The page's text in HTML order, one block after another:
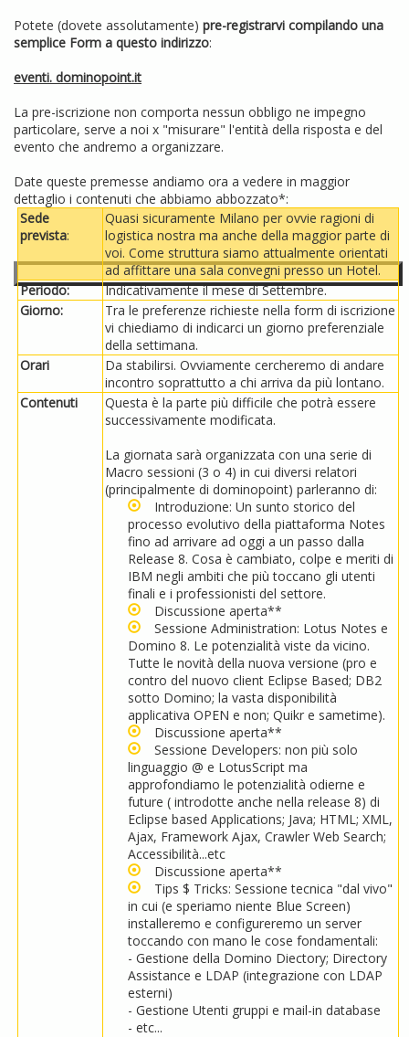
Potete (dovete assolutamente) pre-registrarvi compilando una
semplice Form a questo indirizzo:
eventi. dominopoint.it
La pre-iscrizione non comporta nessun obbligo ne impegno
particolare, serve a noi x "misurare" l'entità della risposta e del
evento che andremo a organizzare.
Date queste premesse andiamo ora a vedere in maggior
dettaglio i contenuti che abbiamo abbozzato*:
Sede
prevista:
Quasi sicuramente Milano per ovvie ragioni di
logistica nostra ma anche della maggior parte di
voi. Come struttura siamo attualmente orientati
ad affittare una sala convegni presso un Hotel.
Periodo:
Indicativamente il mese di Settembre.
Giorno:
Tra le preferenze richieste nella form di iscrizione
vi chiediamo di indicarci un giorno preferenziale
della settimana.
Orari
Da stabilirsi. Ovviamente cercheremo di andare
incontro soprattutto a chi arriva da più lontano.
Contenuti
Questa è la parte più difficile che potrà essere
successivamente modificata.
La giornata sarà organizzata con una serie di
Macro sessioni (3 o 4) in cui diversi relatori
(principalmente di dominopoint) parleranno di:
Introduzione: Un sunto storico del
processo evolutivo della piattaforma Notes
fino ad arrivare ad oggi a un passo dalla
Release 8. Cosa è cambiato, colpe e meriti di
IBM negli ambiti che più toccano gli utenti
finali e i professionisti del settore.
Discussione aperta**
Sessione Administration: Lotus Notes e
Domino 8. Le potenzialità viste da vicino.
Tutte le novità della nuova versione (pro e
contro del nuovo client Eclipse Based; DB2
sotto Domino; la vasta disponibilità
applicativa OPEN e non; Quikr e sametime).
Discussione aperta**
Sessione Developers: non più solo
linguaggio @ e LotusScript ma
approfondiamo le potenzialità odierne e
future ( introdotte anche nella release 8) di
Eclipse based Applications; Java; HTML; XML,
Ajax, Framework Ajax, Crawler Web Search;
Accessibilità...etc
Discussione aperta**
Tips $ Tricks: Sessione tecnica "dal vivo"
in cui (e speriamo niente Blue Screen)
installeremo e configureremo un server
toccando con mano le cose fondamentali:
- Gestione della Domino Diectory; Directory
Assistance e LDAP (integrazione con LDAP
esterni)
- Gestione Utenti gruppi e mail-in database
- etc...